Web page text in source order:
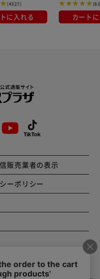
(4327)
に入れる カート
販売業者の表示
ーポリシー
ト